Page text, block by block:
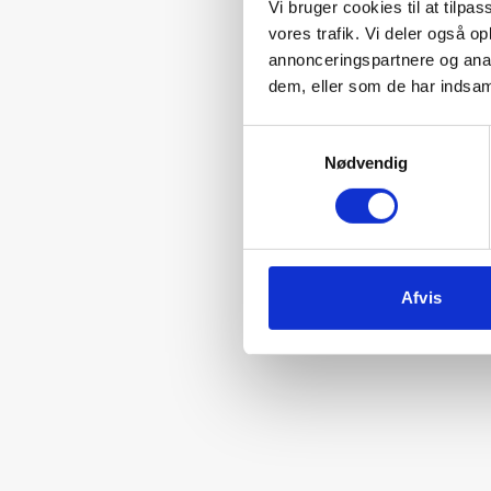
Vi bruger cookies til at
vores trafik. Vi deler også
annonceringspartnere og
dem, eller som de har
Nødvendig
Afvis